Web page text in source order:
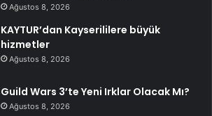
Ağustos 8, 2026
KAYTUR’dan Kayserililere büyük
hizmetler
Ağustos 8, 2026
Guild Wars 3’te Yeni Irklar Olacak Mı?
Ağustos 8, 2026